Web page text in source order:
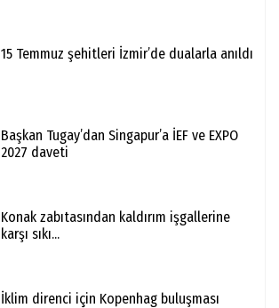
15 Temmuz şehitleri İzmir’de dualarla anıldı
Başkan Tugay’dan Singapur’a İEF ve EXPO
2027 daveti
Konak zabıtasından kaldırım işgallerine
karşı sıkı...
İklim direnci için Kopenhag buluşması